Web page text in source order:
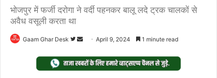
भोजपुर में फर्जी दरोगा ने वर्दी पहनकर बालू लदे ट्रक चालकों से
अवैध वसूली करता था
Gaam Ghar Desk
Follow
Twitter
Send
email
April 9, 2024 1 minute read